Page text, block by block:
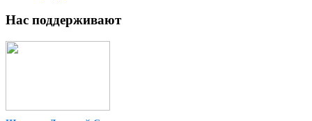
Нас поддерживают